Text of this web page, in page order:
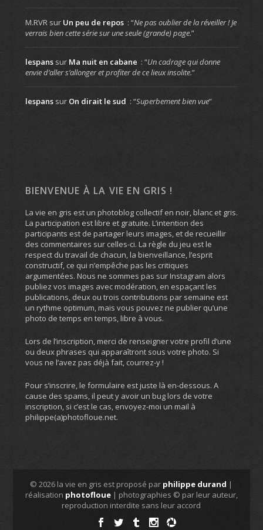
M.RVRsur Un peu de repos : “Ne pas oublier de la réveiller ! Je
verrais bien cette série sur une seule (grande) page.”
lespanssur Ma nuit en cabane : “Un cadrage qui donne
envie d’aller s’allonger et profiter de ce lieux insolite.”
lespanssur On dirait le sud : “Superbement bien vue”
BIENVENUE À LA VIE EN GRIS !
La vie en gris est un photoblog collectif en noir, blanc et gris.
La participation est libre et gratuite. L’intention des
participants est de partager leurs images, et de recueillir
des commentaires sur celles-ci. La règle du jeu est le
respect du travail de chacun, la bienveillance, l’esprit
constructif, ce qui n’empêche pas les critiques
argumentées. Nous ne sommes pas sur Instagram alors
publiez vos images avec modération, en espaçant les
publications, deux ou trois contributions par semaine est
un rythme optimum, mais vous pouvez ne publier qu’une
photo de temps en temps, libre à vous.
Lors de l’inscription, merci de renseigner votre profil d’une
ou deux phrases qui apparaîtront sous votre photo. Si
vous ne l’avez pas déjà fait, courrez-y !
Pour s’inscrire, le formulaire est juste là en-dessous. A
cause des spams, il peut y avoir un bug lors de votre
inscription, si c’est le cas, envoyez-moi un mail à
philippe(a)photofloue.net.
© 2026 la vie en gris est proposé par philippe durand |
réalisation photofloue| photographies © par leur auteur,
reproduction interdite sans leur accord